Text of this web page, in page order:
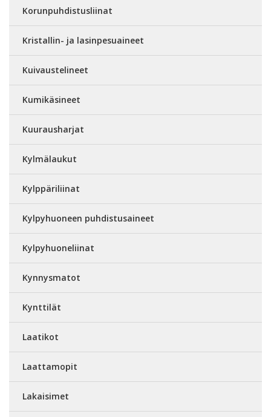
Korunpuhdistusliinat
Kristallin- ja lasinpesuaineet
Kuivaustelineet
Kumikäsineet
Kuurausharjat
Kylmälaukut
Kylppäriliinat
Kylpyhuoneen puhdistusaineet
Kylpyhuoneliinat
Kynnysmatot
Kynttilät
Laatikot
Laattamopit
Lakaisimet